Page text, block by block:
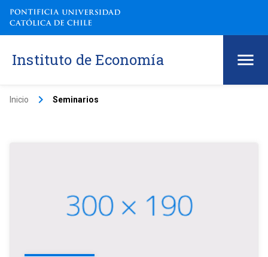
Instituto de Economía
Inicio keyboard_arrow_right Seminarios